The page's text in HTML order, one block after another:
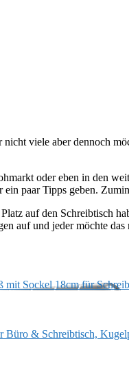
viele aber dennoch
oder eben in den
paar Tipps geben.
auf den Schreibtisch
auf und jeder möchte